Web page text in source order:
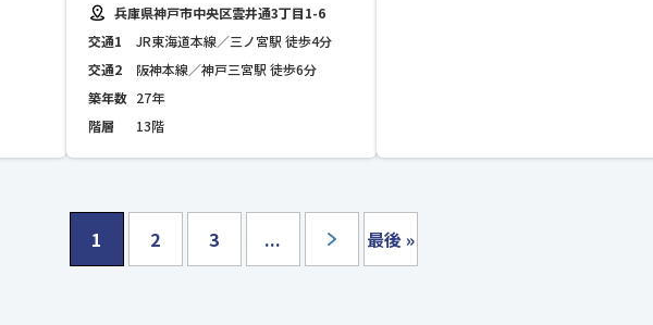
兵庫県神戸市中央区雲井通3丁目1-6
交通1
JR東海道本線／三ノ宮駅 徒歩4分
交通2
阪神本線／神戸三宮駅 徒歩6分
築年数 27年
階層
13階
1 2 3 ... 最後 »